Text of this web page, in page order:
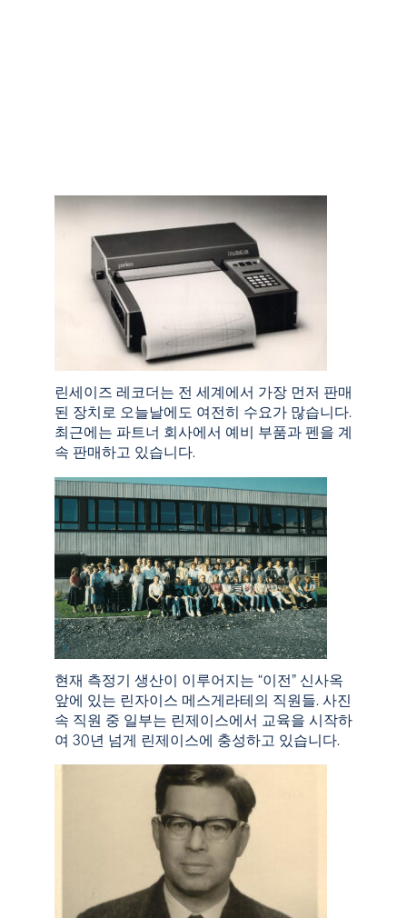
린세이즈 레코더는 전 세계에서 가장 먼저 판매
된 장치로 오늘날에도 여전히 수요가 많습니다.
최근에는 파트너 회사에서 예비 부품과 펜을 계
속 판매하고 있습니다.
현재 측정기 생산이 이루어지는 “이전” 신사옥
앞에 있는 린자이스 메스게라테의 직원들. 사진
속 직원 중 일부는 린제이스에서 교육을 시작하
여 30년 넘게 린제이스에 충성하고 있습니다.